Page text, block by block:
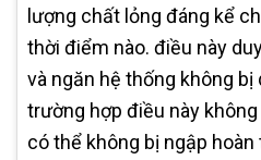
lượng chất lỏng đáng kể
thời điểm nào. điều này
và ngăn hệ thống không bị
trường hợp điều này
có thể không bị ngập